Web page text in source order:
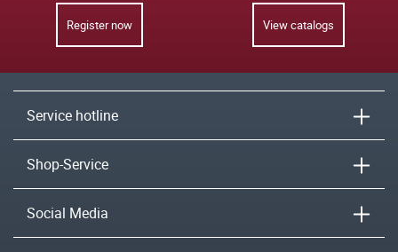
Register now View catalogs
Service hotline
Shop-Service
Social Media